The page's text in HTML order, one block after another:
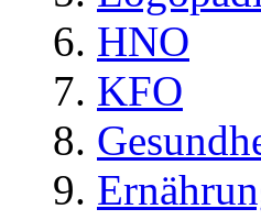
HNO
KFO